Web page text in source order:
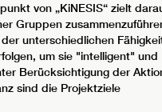
von „KiNESIS“ zielt
Gruppen
unterschiedlichen
um sie "intelligent"
Berücksichtigung der
sind die Projektziele